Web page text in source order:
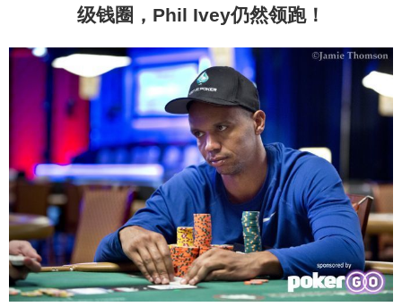
级钱圈，Phil Ivey仍然领跑！